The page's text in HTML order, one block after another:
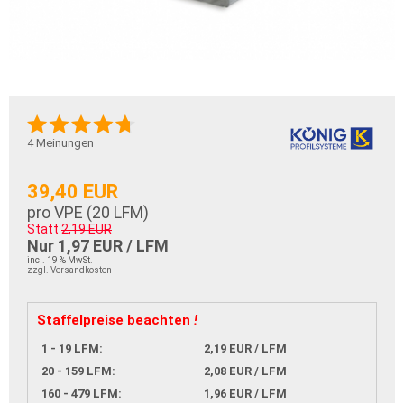
4Meinungen
39,40 EUR
pro VPE (20 LFM)
Statt 2,19 EUR
Nur 1,97 EUR / LFM
incl. 19 % MwSt.
zzgl. Versandkosten
Staffelpreise beachten !
1 - 19 LFM:
2,19 EUR / LFM
20 - 159 LFM:
2,08 EUR / LFM
160 - 479 LFM:
1,96 EUR / LFM